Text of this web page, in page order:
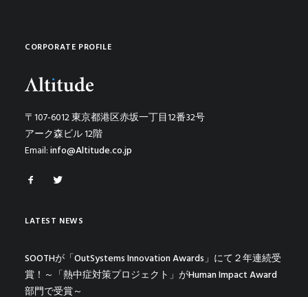
CORPORATE PROFILE
〒107-6012 東京都港区赤坂一丁目12番32号
アーク森ビル 12階
Email:info@Altitude.co.jp
LATEST NEWS
SOOTHが「OutSystems Innovation Awards」にて２年連続受
賞！～「熱中症対策プロジェクト」がHuman Impact Award
部門で受賞～